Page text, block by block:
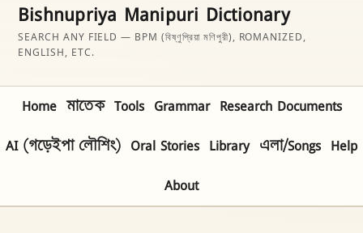
Bishnupriya Manipuri Dictionary
SEARCH ANY FIELD — BPM (বিষ্ণুপ্রিয়া মণিপুরী), ROMANIZED,
ENGLISH, ETC.
Home মাতেক Tools Grammar Research Documents
AI (গড়েইপা লৌশিং) Oral Stories Library এলা/Songs Help
About